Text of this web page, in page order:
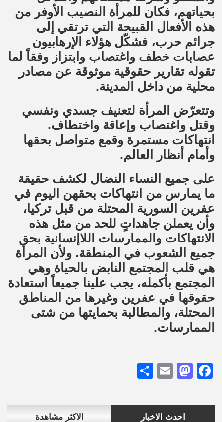
احدث الاخبار الاكثر مشاهدة
بحياتهم، فكان للمرأة النصيب الأوفر من
هذه الأفعال القبيحة التي ترتقي إلى
جرائم حرب، فشكّل هؤلاء الإرهابيون
عصابات خطف واغتصاب وابتزاز وفقاً لما
تقوله تقارير حقوقية موثوقة عن مصادر
محلية من داخل المدينة.
وتتعرّض المرأة لتعنيف جسدي ونفسي
وقتل واغتصاب وإعاقة واختطاف.
انتهاكات مستمرة وقمع متواصل بحقها
وأمام أنظار العالم.
على جميع النساء النضال لكشف حقيقة
ما يمارس من انتهاكات بحقهن اليوم في
عفرين السورية المحتلة من قبل تركيا،
وأن يعملن جاهداتٍ للحد من مثل هذه
الانتهاكات والممارسات اللاإنسانية بحق
جميع الشعوب في المنطقة. ولأن المرأة
هي قلب المجتمع النابض بالحياة وهي
المجتمع بأكمله، يجب علينا جميعاً استعادة
حقوقها في عفرين وغيرها من المناطق
المحتلة، والمطالبة بحمايتها من شتى
الممارسات.
Facebook
Mastodon
Email